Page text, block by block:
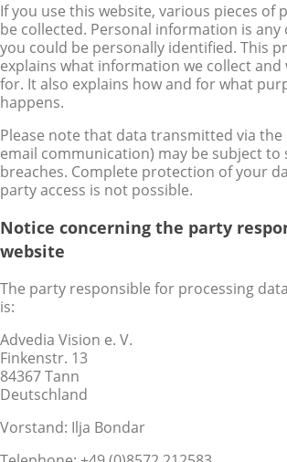
If you use this website, various pieces of
be collected. Personal information is any
you could be personally identified. This
explains what information we collect and
for. It also explains how and for what
happens.
Please note that data transmitted via the
email communication) may be subject to
breaches. Complete protection of your
party access is not possible.
Notice concerning the party
website
The party responsible for processing
is:
Advedia Vision e. V.
Finkenstr. 13
84367 Tann
Deutschland
Vorstand: Ilja Bondar